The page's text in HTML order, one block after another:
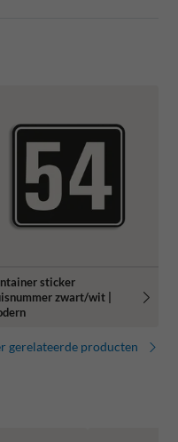
sticker
zwart/wit |
gerelateerde producten